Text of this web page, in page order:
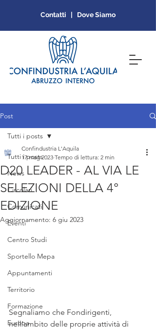
Contatti | Dove Siamo
Post
Tutti i posts
News
Circolari
Comunicati
Eventi
Centro Studi
Sportello Mepa
Appuntamenti
Territorio
Formazione
Europa
Tutti i posts
D20 LEADER - AL VIA LE
SELEZIONI DELLA 4°
EDIZIONE
Confindustria L'Aquila
17 mag 2023 Tempo di lettura: 2 min
Aggiornamento: 6 giu 2023
Segnaliamo che Fondirigenti,
nell’ambito delle proprie attività di